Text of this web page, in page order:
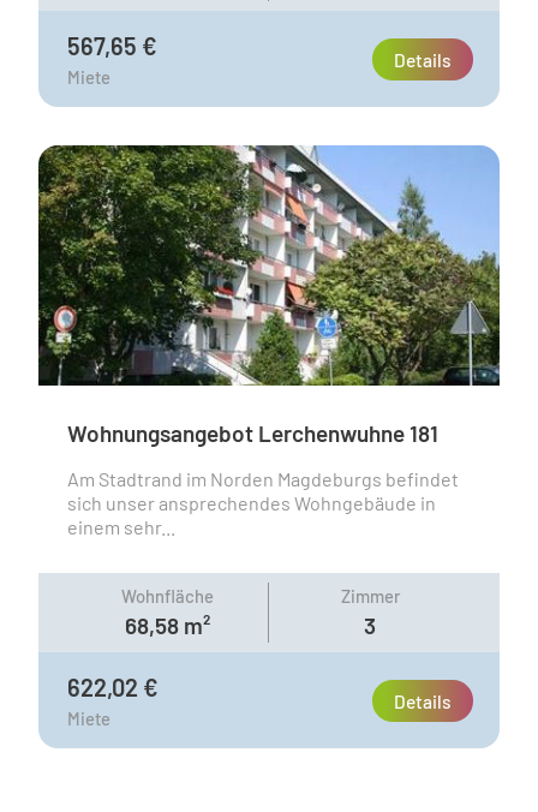
567,65 €
Miete
Details
Wohnungsangebot Lerchenwuhne 181
Am Stadtrand im Norden Magdeburgs befindet
sich unser ansprechendes Wohngebäude in
einem sehr...
Wohnfläche
68,58 m²
Zimmer
3
622,02 €
Miete
Details